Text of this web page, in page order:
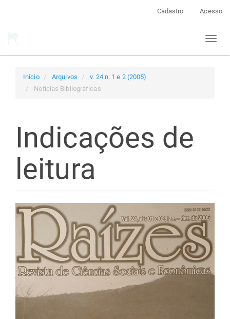
Cadastro Acesso
Toggle
Início Arquivos
v. 24 n. 1 e 2 (2005)
Notícias Bibliográficas
Indicações de
leitura
Barra
lateral
de
artigos